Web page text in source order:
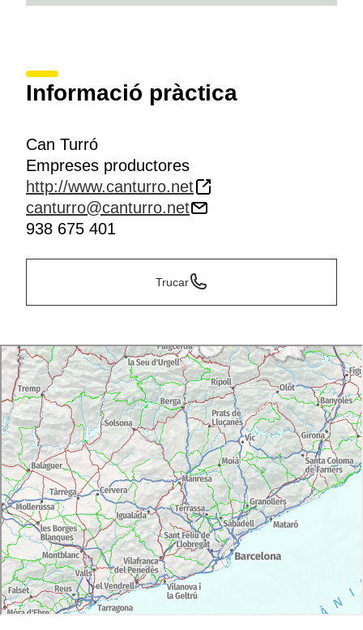
Informació pràctica
Can Turró
Empreses productores
http://www.canturro.net
canturro@canturro.net
938 675 401
Trucar